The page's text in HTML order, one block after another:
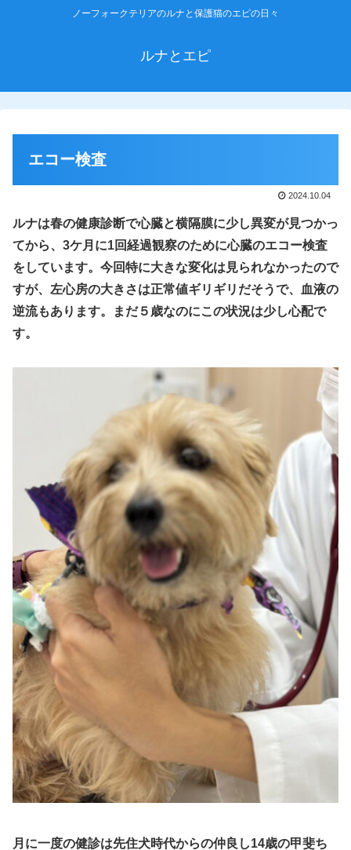
ノーフォークテリアのルナと保護猫のエピの日々
ルナとエピ
エコー検査
2024.10.04
ルナは春の健康診断で心臓と横隔膜に少し異変が見つかっ
てから、3ケ月に1回経過観察のために心臓のエコー検査
をしています。今回特に大きな変化は見られなかったので
すが、左心房の大きさは正常値ギリギリだそうで、血液の
逆流もあります。まだ５歳なのにこの状況は少し心配で
す。
月に一度の健診は先住犬時代からの仲良し14歳の甲斐ち